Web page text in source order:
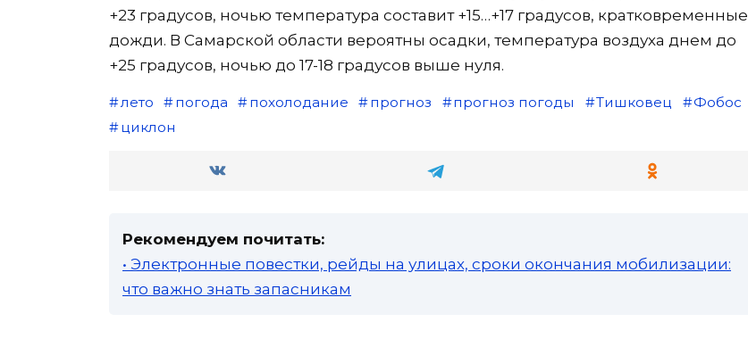
+23 градусов, ночью температура составит +15…+17 градусов, кратковременные
дожди. В Самарской области вероятны осадки, температура воздуха днем до
+25 градусов, ночью до 17-18 градусов выше нуля.
лето погода похолодание прогноз прогноз погоды Тишковец
Фобос
циклон
Рекомендуем почитать:
• Электронные повестки, рейды на улицах, сроки окончания мобилизации:
что важно знать запасникам